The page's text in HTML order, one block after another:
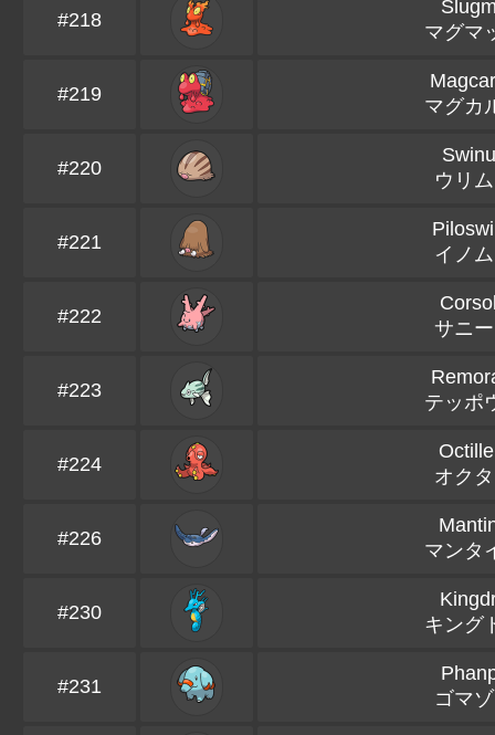
#218
マグマ
#219
マグカ
#220
ウリ
#221
イノ
#222
サニ
#223
テッポ
#224
オク
#226
マンタ
#230
キング
#231
ゴマ